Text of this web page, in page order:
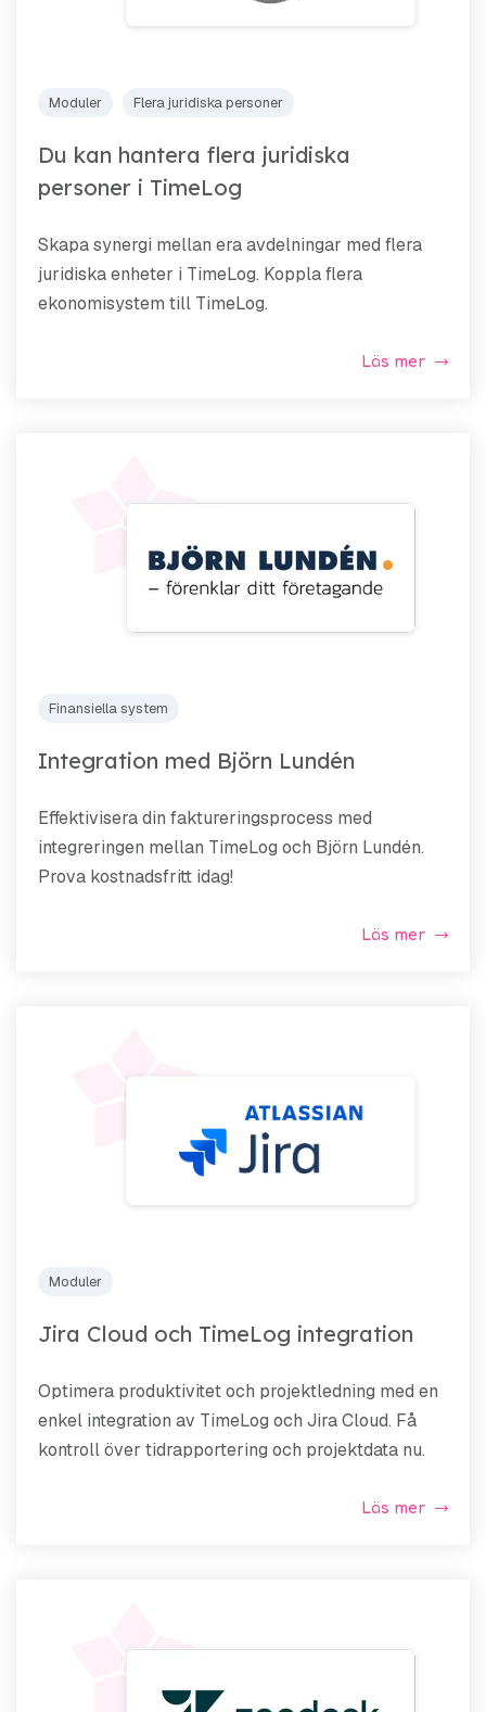
Moduler Flera juridiska personer
Du kan hantera flera juridiska
personer i TimeLog
Skapa synergi mellan era avdelningar med flera
juridiska enheter i TimeLog. Koppla flera
ekonomisystem till TimeLog.
Läs mer
Finansiella system
Integration med Björn Lundén
Effektivisera din faktureringsprocess med
integreringen mellan TimeLog och Björn Lundén.
Prova kostnadsfritt idag!
Läs mer
Moduler
Jira Cloud och TimeLog integration
Optimera produktivitet och projektledning med en
enkel integration av TimeLog och Jira Cloud. Få
kontroll över tidrapportering och projektdata nu.
Läs mer